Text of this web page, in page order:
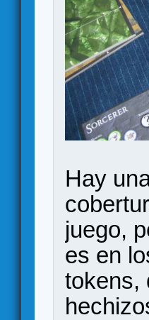
Hay
juego,
es en
tokens,